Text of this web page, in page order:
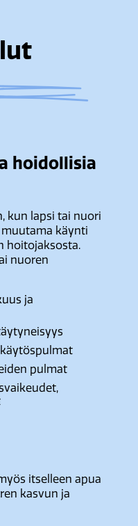
hoidollisia
kun lapsi tai nuori
käynti
hoitojaksosta.
nuoren
ja
pulmat
itselleen apua
kasvun ja